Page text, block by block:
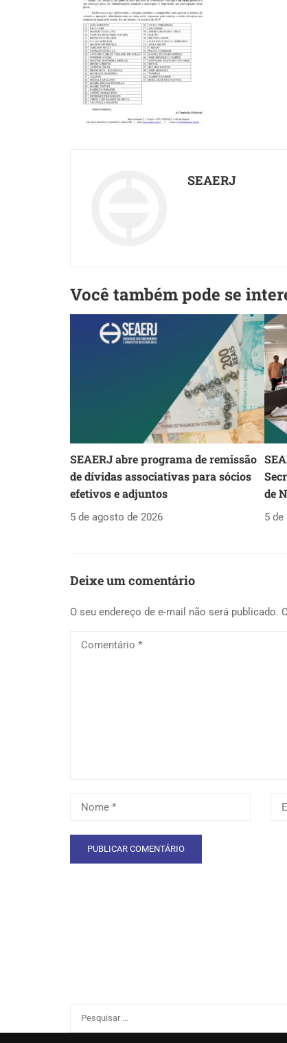
SEAERJ
Você também pode se
SEAERJ abre programa de remissão
de dívidas associativas para sócios
efetivos e adjuntos
5 de agosto de 2026
de
5 de
Deixe um comentário
O seu endereço de e-mail não será publicado.